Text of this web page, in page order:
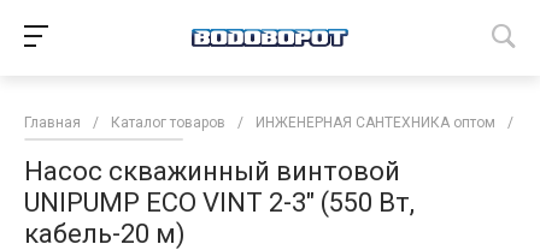
Главная / Каталог товаров / ИНЖЕНЕРНАЯ САНТЕХНИКА оптом /
Насос скважинный винтовой
UNIPUMP ECO VINT 2-3" (550 Вт,
кабель-20 м)